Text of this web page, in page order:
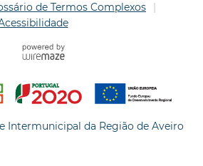
de Termos Complexos
Intermunicipal da Região de Aveiro